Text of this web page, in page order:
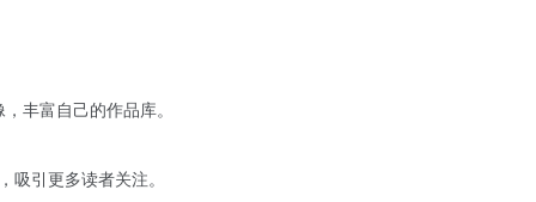
丰富自己的作品库。
引更多读者关注。